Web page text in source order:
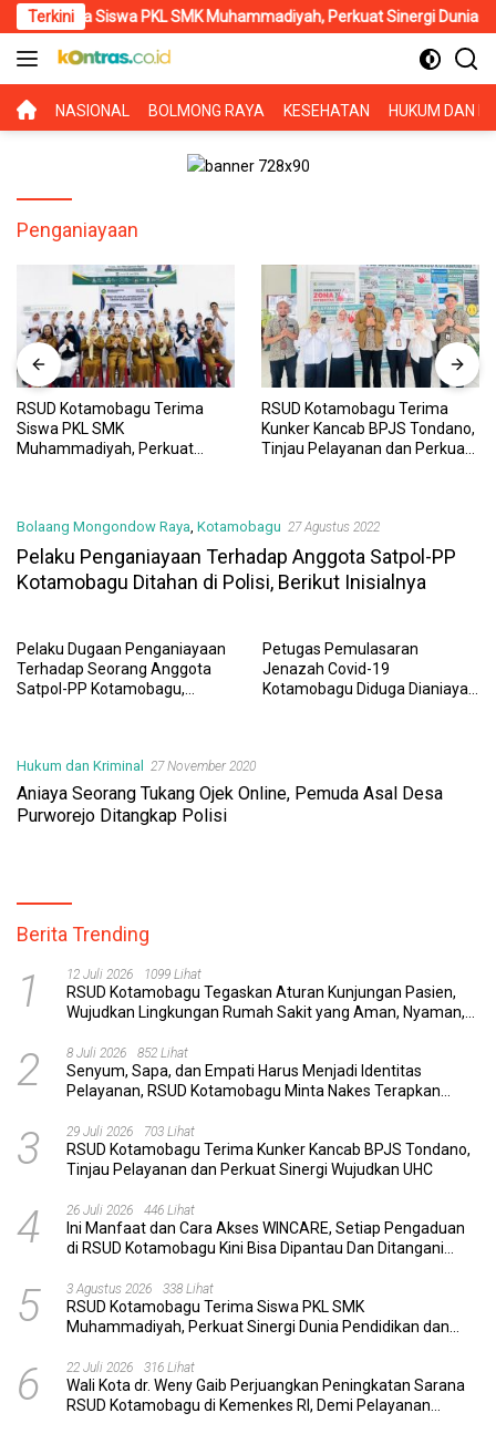
Langsung
ke
konten
Terkini
Siswa PKL SMK Muhammadiyah, Perkuat Sinergi Dunia
BERANDA
NASIONAL BOLMONG RAYA KESEHATAN HUKUM DAN
Penganiayaan
RSUD Kotamobagu Terima
Siswa PKL SMK
Muhammadiyah, Perkuat
RSUD Kotamobagu Terima
Kunker Kancab BPJS Tondano,
Tinjau Pelayanan dan Perkuat
Bolaang Mongondow Raya, Kotamobagu 27 Agustus 2022
Pelaku Penganiayaan Terhadap Anggota Satpol-PP
Kotamobagu Ditahan di Polisi, Berikut Inisialnya
Pelaku Dugaan Penganiayaan
Terhadap Seorang Anggota
Satpol-PP Kotamobagu,
Petugas Pemulasaran
Jenazah Covid-19
Kotamobagu Diduga Dianiaya
Hukum dan Kriminal 27 November 2020
Aniaya Seorang Tukang Ojek Online, Pemuda Asal Desa
Purworejo Ditangkap Polisi
Berita Trending
1 12 Juli 2026 1099 Lihat
RSUD Kotamobagu Tegaskan Aturan Kunjungan Pasien,
Wujudkan Lingkungan Rumah Sakit yang Aman, Nyaman,
2 8 Juli 2026 852 Lihat
Senyum, Sapa, dan Empati Harus Menjadi Identitas
Pelayanan, RSUD Kotamobagu Minta Nakes Terapkan
3 29 Juli 2026 703 Lihat
RSUD Kotamobagu Terima Kunker Kancab BPJS Tondano,
Tinjau Pelayanan dan Perkuat Sinergi Wujudkan UHC
4 26 Juli 2026 446 Lihat
Ini Manfaat dan Cara Akses WINCARE, Setiap Pengaduan
di RSUD Kotamobagu Kini Bisa Dipantau Dan Ditangani
5 3 Agustus 2026 338 Lihat
RSUD Kotamobagu Terima Siswa PKL SMK
Muhammadiyah, Perkuat Sinergi Dunia Pendidikan dan
6 22 Juli 2026 316 Lihat
Wali Kota dr. Weny Gaib Perjuangkan Peningkatan Sarana
RSUD Kotamobagu di Kemenkes RI, Demi Pelayanan